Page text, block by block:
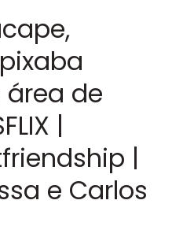
de
|
|
e Carlos